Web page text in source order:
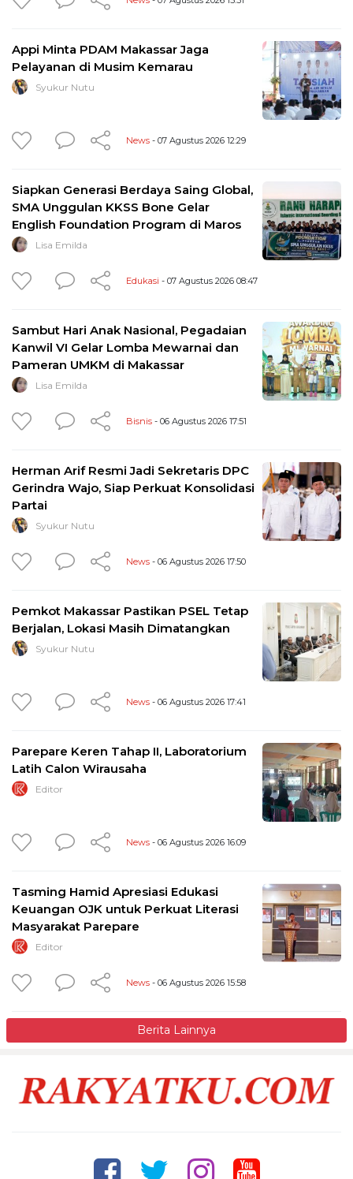
Appi Minta PDAM Makassar Jaga
Pelayanan di Musim Kemarau
Syukur Nutu
News - 07 Agustus 2026 12:29
Siapkan Generasi Berdaya Saing Global,
SMA Unggulan KKSS Bone Gelar
English Foundation Program di Maros
Lisa Emilda
Edukasi - 07 Agustus 2026 08:47
Sambut Hari Anak Nasional, Pegadaian
Kanwil VI Gelar Lomba Mewarnai dan
Pameran UMKM di Makassar
Lisa Emilda
Bisnis - 06 Agustus 2026 17:51
Herman Arif Resmi Jadi Sekretaris DPC
Gerindra Wajo, Siap Perkuat Konsolidasi
Partai
Syukur Nutu
News - 06 Agustus 2026 17:50
Pemkot Makassar Pastikan PSEL Tetap
Berjalan, Lokasi Masih Dimatangkan
Syukur Nutu
News - 06 Agustus 2026 17:41
Parepare Keren Tahap II, Laboratorium
Latih Calon Wirausaha
Editor
News - 06 Agustus 2026 16:09
Tasming Hamid Apresiasi Edukasi
Keuangan OJK untuk Perkuat Literasi
Masyarakat Parepare
Editor
News - 06 Agustus 2026 15:58
Berita Lainnya